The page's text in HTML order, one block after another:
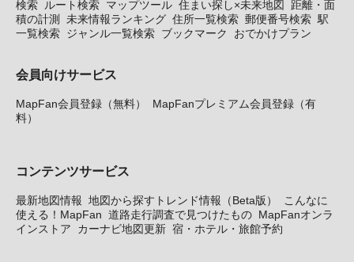
検索 ルート検索 マップツール 住まい探し×未来地図
距離・面
積の計測
未来情報ランキング 住所一覧検索 郵便番号検索 駅
一覧検索 ジャンル一覧検索 ブックマーク おでかけプラン
会員向けサービス
MapFan会員登録（無料）
MapFanプレミアム会員登録（有
料）
コンテンツサービス
最新地図情報 地図から探すトレンド情報（Beta版）
こんなに
使える！MapFan 道路走行調査で見つけたもの MapFanオンラ
インストア
カーナビ地図更新 宿・ホテル・旅館予約